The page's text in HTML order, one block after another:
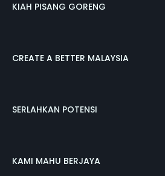
KIAH PISANG GORENG
CREATE A BETTER MALAYSIA
SERLAHKAN POTENSI
KAMI MAHU BERJAYA